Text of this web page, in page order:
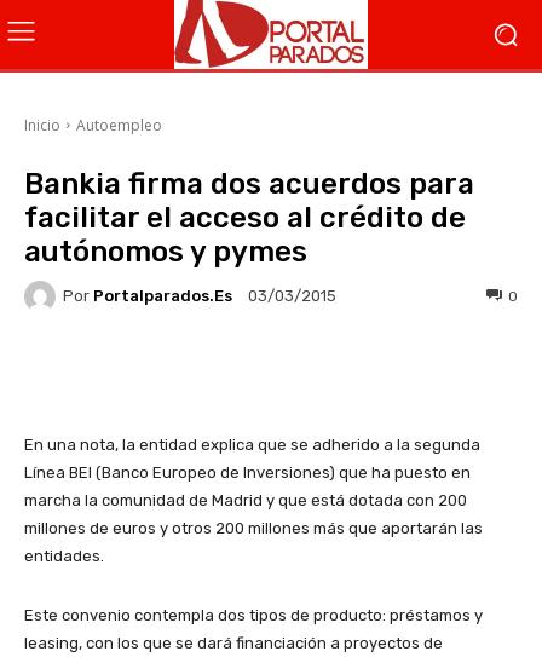
Inicio Autoempleo
Bankia firma dos acuerdos para
facilitar el acceso al crédito de
autónomos y pymes
Por Portalparados.es 03/03/2015 0
En una nota, la entidad explica que se adherido a la segunda
Línea BEI (Banco Europeo de Inversiones) que ha puesto en
marcha la comunidad de Madrid y que está dotada con 200
millones de euros y otros 200 millones más que aportarán las
entidades.
Este convenio contempla dos tipos de producto: préstamos y
leasing, con los que se dará financiación a proyectos de